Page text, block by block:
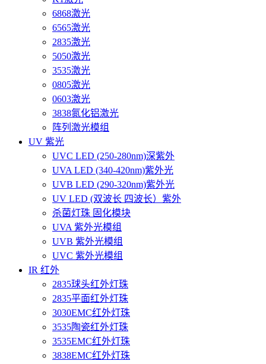
6868激光
6565激光
2835激光
5050激光
3535激光
0805激光
0603激光
3838氮化铝激光
阵列激光模组
UV 紫光
UVC LED (250-280nm)深紫外
UVA LED (340-420nm)紫外光
UVB LED (290-320nm)紫外光
UV LED (双波长 四波长）紫外
杀菌灯珠 固化模块
UVA 紫外光模组
UVB 紫外光模组
UVC 紫外光模组
IR 红外
2835球头红外灯珠
2835平面红外灯珠
3030EMC红外灯珠
3535陶瓷红外灯珠
3535EMC红外灯珠
3838EMC红外灯珠